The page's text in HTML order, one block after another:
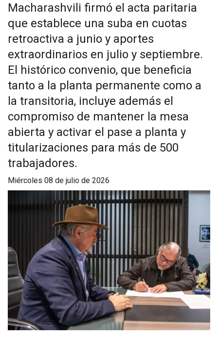
Macharashvili firmó el acta paritaria
que establece una suba en cuotas
retroactiva a junio y aportes
extraordinarios en julio y septiembre.
El histórico convenio, que beneficia
tanto a la planta permanente como a
la transitoria, incluye además el
compromiso de mantener la mesa
abierta y activar el pase a planta y
titularizaciones para más de 500
trabajadores.
miércoles 08 de julio de 2026